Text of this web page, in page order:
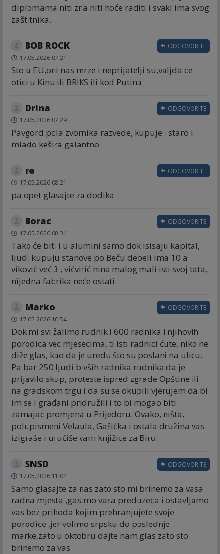
diplomama niti zna niti hoće raditi i svaki ima svog
zaštitnika.
BOB ROCK
17.05.2026 07:21
Sto u EU,oni nas mrze i neprijatelji su,valjda ce
otici u Kinu ili BRIKS ili kod Putina
ODGOVORITE
Drina
17.05.2026 07:29
Pavgord pola zvornika razvede, kupuje i staro i
mlado kešira galantno
ODGOVORITE
re
17.05.2026 08:21
pa opet glasajte za dodika
ODGOVORITE
Borac
17.05.2026 08:34
Tako će biti i u alumini samo dok isisaju kapital,
ljudi kupuju stanove po Beču debeli ima 10 a
viković već 3 , vićvirić nina malog mali isti svoj tata,
nijedna fabrika neće ostati
ODGOVORITE
Marko
17.05.2026 10:54
Dok mi svi žalimo rudnik i 600 radnika i njihovih
porodica vec mjesecima, ti isti radnici ćute, niko ne
diže glas, kao da je uredu što su poslani na ulicu.
Pa bar 250 ljudi bivših radnika rudnika da je
prijavilo skup, proteste ispred zgrade Opštine ili
na gradskom trgu i da su se okupili vjerujem da bi
im se i građani pridružili i to bi mogao biti
zamajac promjena u Prijedoru. Ovako, ništa,
polupismeni Velaula, Gašićka i ostala družina vas
izigraše i uručiše vam knjižice za Biro.
ODGOVORITE
SNSD
17.05.2026 11:04
Samo glasajte za nas zato sto mi brinemo za vasa
radna mjesta ,gasimo vasa preduzeca i ostavljamo
vas bez prihoda kojim prehranjujete svoje
porodice ,jer volimo srpsku do poslednje
marke,zato u oktobru dajte nam glas zato sto
brinemo za vas
ODGOVORITE